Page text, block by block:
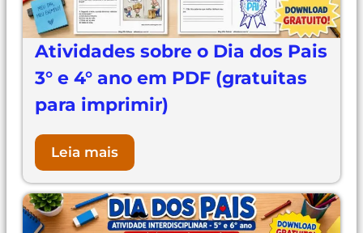
Atividades sobre o Dia dos Pais
3° e 4° ano em PDF (gratuitas
para imprimir)
Leia mais